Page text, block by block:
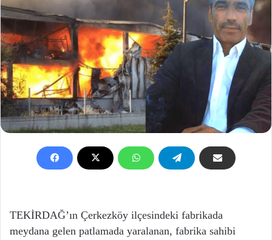
TEKİRDAĞ’ın Çerkezköy ilçesindeki fabrikada
meydana gelen patlamada yaralanan, fabrika sahibi